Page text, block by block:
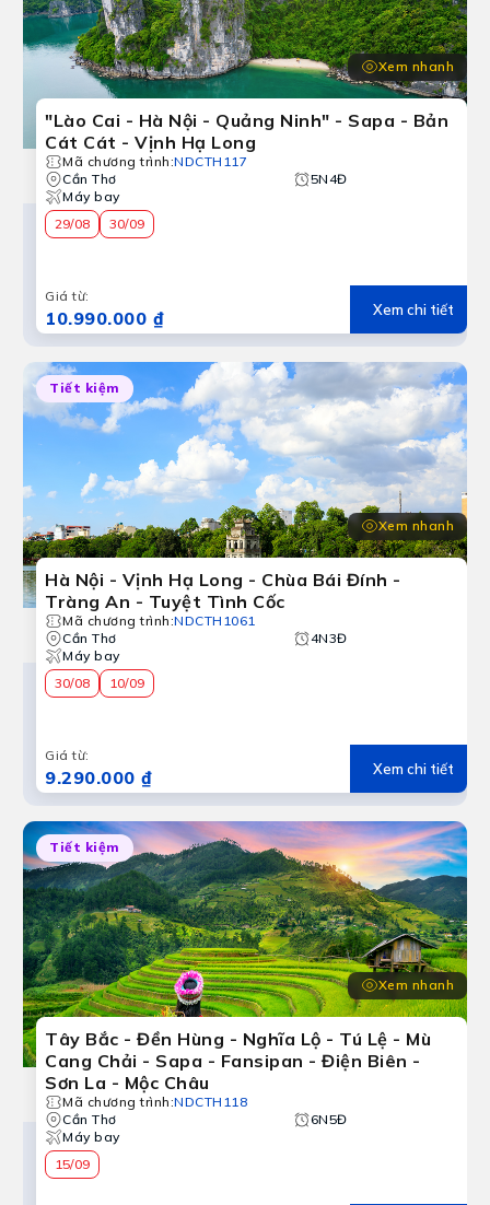
Xem nhanh
"Lào Cai - Hà Nội - Quảng Ninh" - Sapa - Bản
Cát Cát - Vịnh Hạ Long
Mã chương trình:NDCTH117
Cần Thơ
5N4Đ
Máy bay
29/08
30/09
Giá từ:
10.990.000 ₫ Xem chi tiết
Tiết kiệm
Xem nhanh
Hà Nội - Vịnh Hạ Long - Chùa Bái Đính -
Tràng An - Tuyệt Tình Cốc
Mã chương trình:NDCTH1061
Cần Thơ
4N3Đ
Máy bay
30/08
10/09
Giá từ:
9.290.000 ₫ Xem chi tiết
Tiết kiệm
Xem nhanh
Tây Bắc - Đền Hùng - Nghĩa Lộ - Tú Lệ - Mù
Cang Chải - Sapa - Fansipan - Điện Biên -
Sơn La - Mộc Châu
Mã chương trình:NDCTH118
Cần Thơ
6N5Đ
Máy bay
15/09